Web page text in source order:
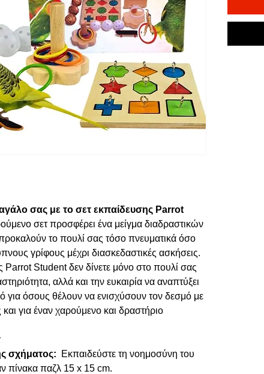
σας με το σετ εκπαίδευσης Parrot
σετ προσφέρει ένα μείγμα διαδραστικών
το πουλί σας τόσο πνευματικά όσο
γρίφους μέχρι διασκεδαστικές ασκήσεις.
Parrot Student δεν δίνετε μόνο στο πουλί σας
αλλά και την ευκαιρία να αναπτύξει
για όσους θέλουν να ενισχύσουν τον δεσμό με
για έναν χαρούμενο και δραστήριο
σχήματος: Εκπαιδεύστε τη νοημοσύνη του
πίνακα παζλ 15 x 15 cm.